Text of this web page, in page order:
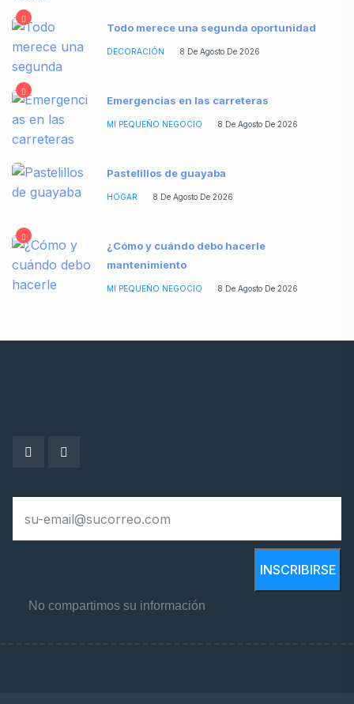
Todo merece una segunda oportunidad
DECORACIÓN 8 De Agosto De 2026
Emergencias en las carreteras
MI PEQUEÑO NEGOCIO 8 De Agosto De 2026
Pastelillos de guayaba
HOGAR 8 De Agosto De 2026
¿Cómo y cuándo debo hacerle
mantenimiento
MI PEQUEÑO NEGOCIO 8 De Agosto De 2026
INSCRIBIRSE
No compartimos su información